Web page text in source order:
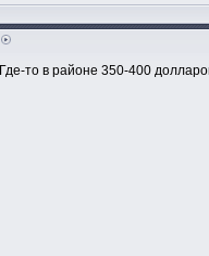
Где-то в районе 350-400